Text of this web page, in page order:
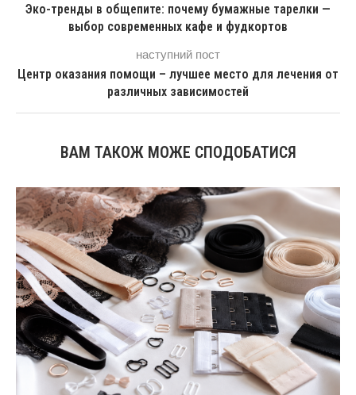
Эко-тренды в общепите: почему бумажные тарелки —
выбор современных кафе и фудкортов
наступний пост
Центр оказания помощи – лучшее место для лечения от
различных зависимостей
ВАМ ТАКОЖ МОЖЕ СПОДОБАТИСЯ